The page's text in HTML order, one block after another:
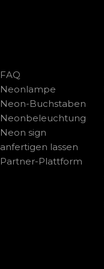
FAQ
Neonlampe
Neon-Buchstaben
Neonbeleuchtung
Neon sign
anfertigen lassen
Partner-Plattform